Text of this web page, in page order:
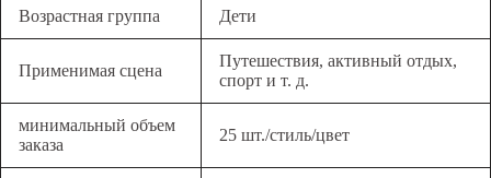
Возрастная группа Дети
Применимая сцена
Путешествия, активный отдых,
спорт и т. д.
минимальный объем
заказа
25 шт./стиль/цвет